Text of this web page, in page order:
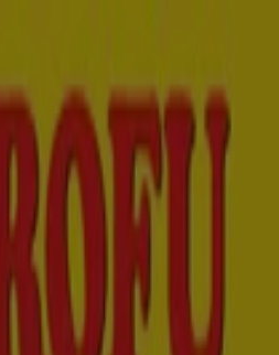
Möbelhäuser
Kleidung, Schuhe
Discounter Sportgeschäfte